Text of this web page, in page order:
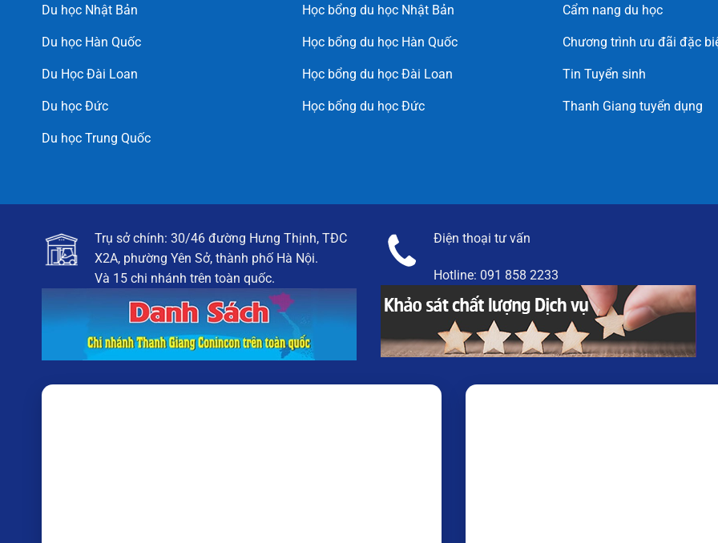
Du học Nhật Bản
Du học Hàn Quốc
Du Học Đài Loan
Du học Đức
Du học Trung Quốc
Học bổng du học Nhật Bản
Học bổng du học Hàn Quốc
Học bổng du học Đài Loan
Học bổng du học Đức
Cẩm nang du học
Chương trình ưu đãi đặc
Tin Tuyển sinh
Thanh Giang tuyển dụng
Trụ sở chính: 30/46 đường Hưng Thịnh, TĐC
X2A, phường Yên Sở, thành phố Hà Nội.
Và 15 chi nhánh trên toàn quốc.
Điện thoại tư vấn
Hotline: 091 858 2233